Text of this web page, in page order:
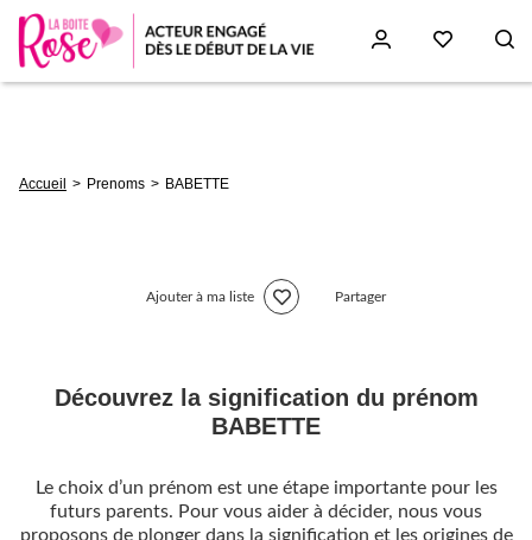
d'Ariane
Accueil Prenoms BABETTE
Ajouter à ma liste Partager
Découvrez la signification du prénom
BABETTE
Le choix d’un prénom est une étape importante pour les
futurs parents. Pour vous aider à décider, nous vous
proposons de plonger dans la signification et les origines de